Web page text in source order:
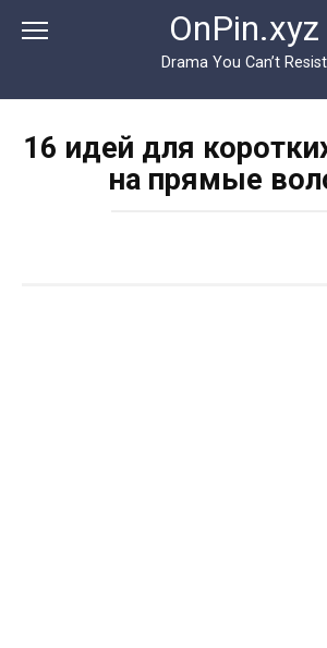
OnPin.xyz
Drama You Can’t Resist
16 идей для
на прямые